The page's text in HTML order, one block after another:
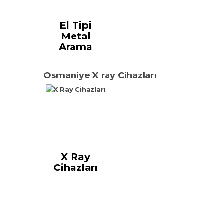
El Tipi
Metal
Arama
Osmaniye X ray Cihazları
X Ray
Cihazları